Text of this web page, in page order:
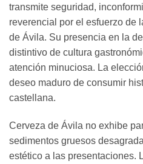
transmite seguridad,
reverencial por el esfuerzo de
de Ávila. Su presencia en la
distintivo de cultura
atención minuciosa. La
deseo maduro de consumir
castellana.
Cerveza de Ávila no exhibe
sedimentos gruesos
estético a las presentaciones.